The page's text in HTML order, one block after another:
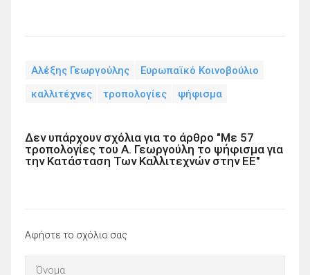
Αλέξης Γεωργούλης
Ευρωπαϊκό Κοινοβούλιο
καλλιτέχνες
τροπολογίες ψήφισμα
Δεν υπάρχουν σχόλια για το άρθρο "Με 57
τροπολογίες του Α. Γεωργούλη το ψήφισμα για
την Κατάσταση Των Καλλιτεχνών στην ΕΕ"
Αφήστε το σχόλιο σας